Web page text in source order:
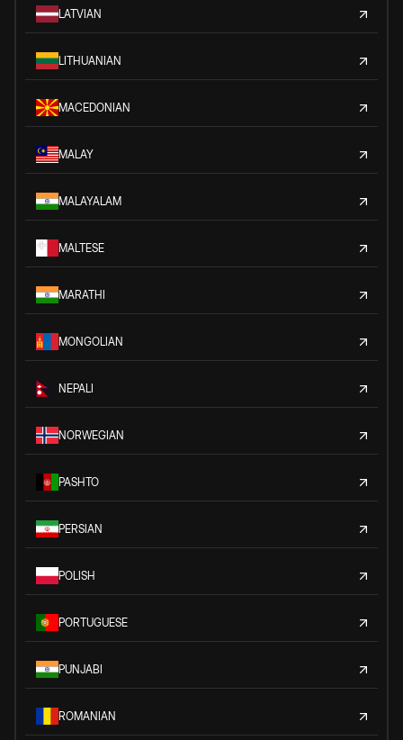
LATVIAN
LITHUANIAN
MACEDONIAN
MALAY
MALAYALAM
MALTESE
MARATHI
MONGOLIAN
NEPALI
NORWEGIAN
PASHTO
PERSIAN
POLISH
PORTUGUESE
PUNJABI
ROMANIAN